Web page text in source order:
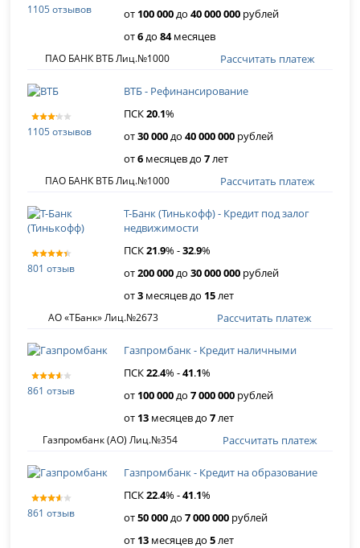
1105 отзывов
от 100 000до40 000 000 рублей
от6до84месяцев
ПАО БАНК ВТБ Лиц.№1000 Рассчитать платеж
1105 отзывов
ВТБ - Рефинансирование
ПСК20.1%
от30 000до40 000 000 рублей
от6 месяцев до7лет
ПАО БАНК ВТБ Лиц.№1000 Рассчитать платеж
801 отзыв
Т-Банк (Тинькофф) - Кредит под залог
недвижимости
ПСК21.9% -32.9%
от200 000до30 000 000 рублей
от3 месяцев до 15лет
АО «ТБанк» Лиц.№2673 Рассчитать платеж
861 отзыв
Газпромбанк - Кредит наличными
ПСК22.4% -41.1%
от 100 000до7 000 000 рублей
от 13 месяцев до7лет
Газпромбанк (АО) Лиц.№354 Рассчитать платеж
861 отзыв
Газпромбанк - Кредит на образование
ПСК22.4% -41.1%
от50 000до7 000 000 рублей
от 13 месяцев до5лет